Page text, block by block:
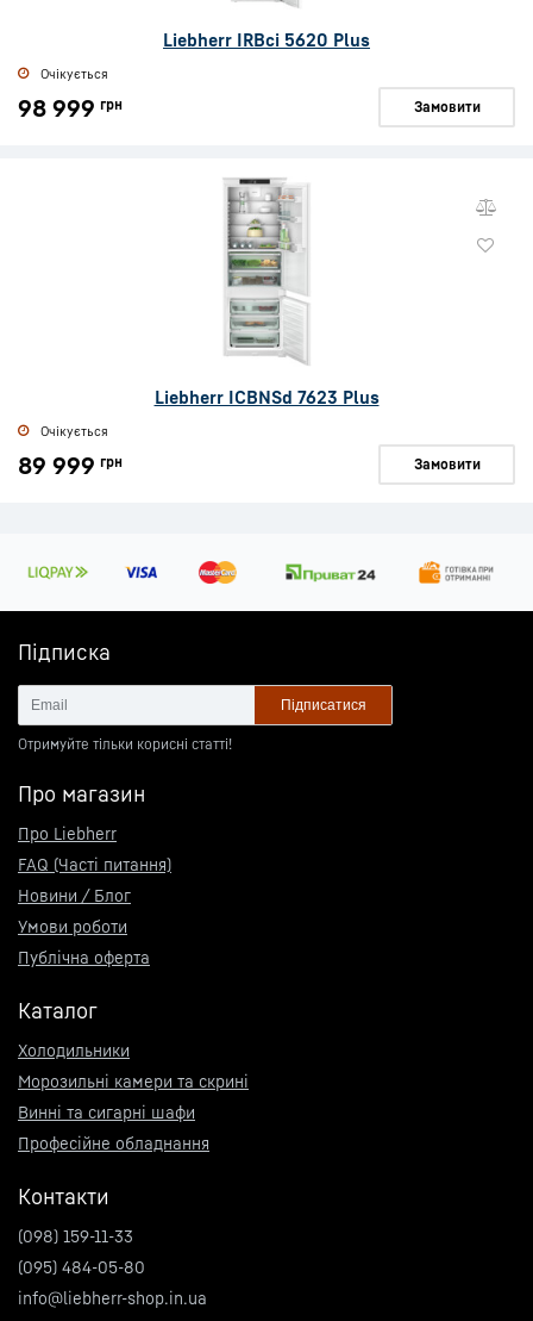
Liebherr IRBci 5620 Plus
Очікується
98 999 грн Замовити
Liebherr ICBNSd 7623 Plus
Очікується
89 999 грн Замовити
Підписка
Підписатися
Отримуйте тільки корисні статті!
Про магазин
Про Liebherr
FAQ (Часті питання)
Новини / Блог
Умови роботи
Публічна оферта
Каталог
Холодильники
Морозильні камери та скрині
Винні та сигарні шафи
Професійне обладнання
Контакти
(098) 159-11-33
(095) 484-05-80
info@liebherr-shop.in.ua